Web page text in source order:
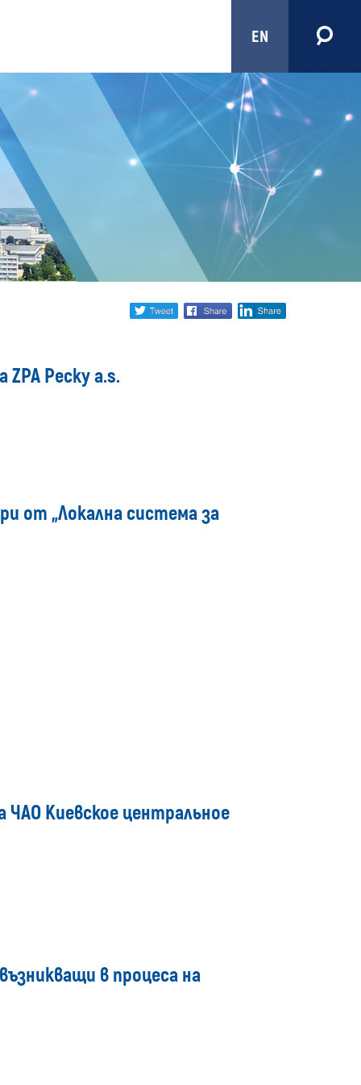
EN
Share
media
twitter facebook
Pecky a.s.
от „Локална система за
ЧАО Киевское центральное
в процеса на